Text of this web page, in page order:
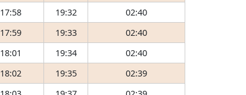
17:58 19:32
02:40
17:59 19:33
02:40
18:01 19:34
02:40
18:02 19:35
02:39